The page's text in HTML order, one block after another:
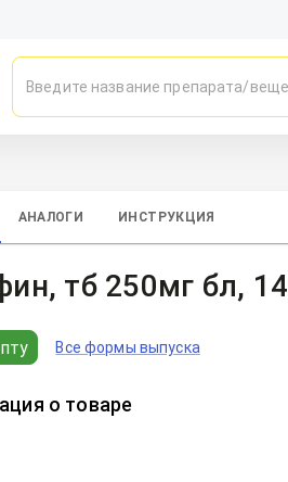
АНАЛОГИ ИНСТРУКЦИЯ
тб 250мг бл, 14
Все формы выпуска
о товаре